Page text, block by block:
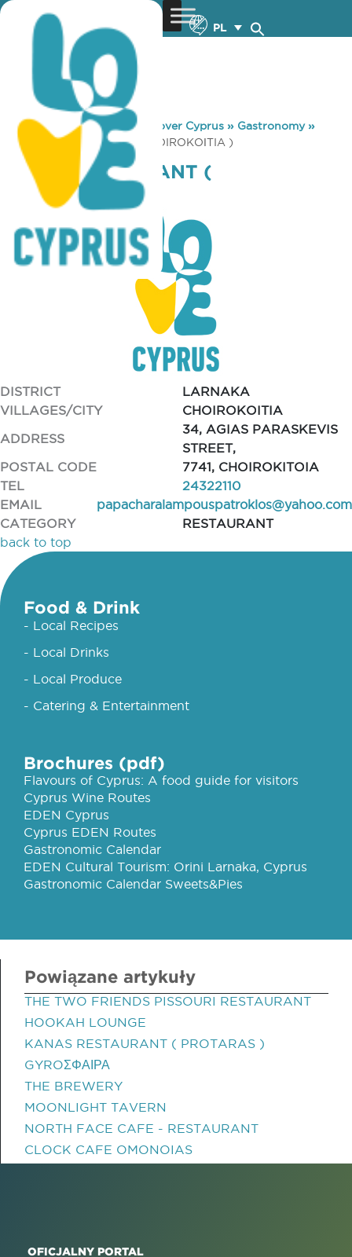
PL
You are here: Home »Discover Cyprus » Gastronomy»
OASIS RESTAURANT ( CHOIROKOΙTIA )
OASIS RESTAURANT (
CHOIROKOΙTIA )
DISTRICT
LARNAKA
VILLAGES/CITY
CHOIROKOITIA
ADDRESS
34, AGIAS PARASKEVIS
STREET,
POSTAL CODE
7741, CHOIROKITOIA
TEL
24322110
EMAIL
papacharalampouspatroklos@yahoo.com
CATEGORY
RESTAURANT
back to top
Food & Drink
- Local Recipes
- Local Drinks
- Local Produce
- Catering & Entertainment
Brochures (pdf)
Flavours of Cyprus: A food guide for visitors
Cyprus Wine Routes
EDEN Cyprus
Cyprus EDEN Routes
Gastronomic Calendar
EDEN Cultural Tourism: Orini Larnaka, Cyprus
Gastronomic Calendar Sweets&Pies
Powiązane artykuły
THE TWO FRIENDS PISSOURI RESTAURANT
HOOKAH LOUNGE
KANAS RESTAURANT ( PROTARAS )
GYROΣΦΑΙΡΑ
THE BREWERY
MOONLIGHT TAVERN
NORTH FACE CAFE - RESTAURANT
CLOCK CAFE OMONOIAS
OFICJALNY PORTAL